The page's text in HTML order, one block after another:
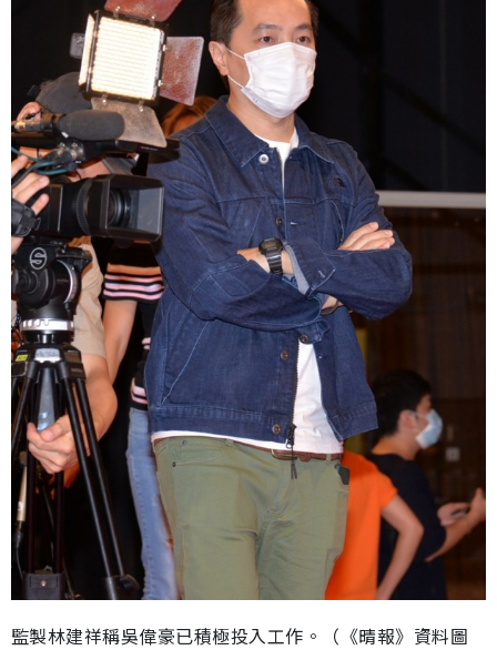
監製林建祥稱吳偉豪已積極投入工作。（《晴報》資料圖